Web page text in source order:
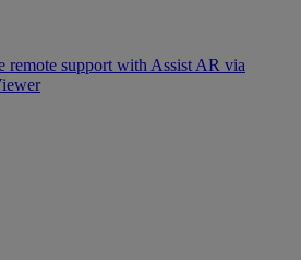
remote support with Assist AR via